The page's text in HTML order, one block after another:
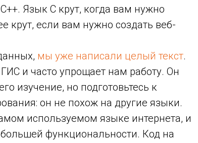
Язык C крут, когда вам нужно
крут, если вам нужно создать веб-
мы уже написали целый текст.
и часто упрощает нам работу. Он
изучение, но подготовьтесь к
он не похож на другие языки.
используемом языке интернета, и
функциональности. Код на